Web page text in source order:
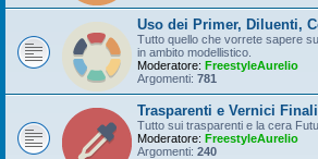
Uso dei Primer, Diluenti,
Tutto quello che vorrete sapere
in ambito modellistico.
Moderatore: FreestyleAurelio
Argomenti: 781
Trasparenti e Vernici Finali
Tutto sui trasparenti e la cera
Moderatore: FreestyleAurelio
Argomenti: 240